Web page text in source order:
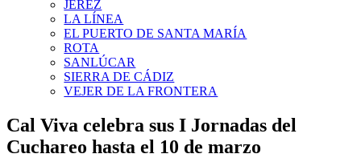
JEREZ
LA LÍNEA
EL PUERTO DE SANTA MARÍA
ROTA
SANLÚCAR
SIERRA DE CÁDIZ
VEJER DE LA FRONTERA
Cal Viva celebra sus I Jornadas del
Cuchareo hasta el 10 de marzo